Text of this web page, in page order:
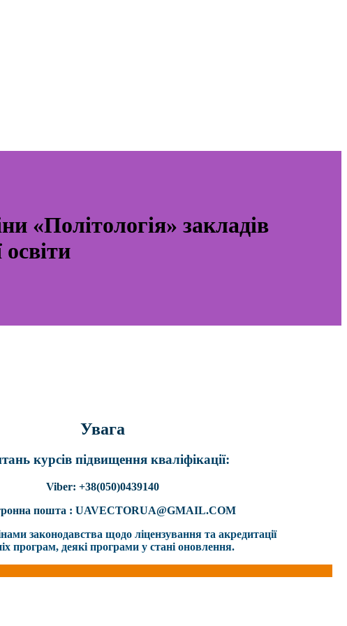
«Політологія» закладів
Увага
курсів підвищення кваліфікації:
Viber: +38(050)0439140
пошта : UAVECTORUA@GMAIL.COM
законодавства щодо ліцензування та акредитації
програм, деякі програми у стані оновлення.